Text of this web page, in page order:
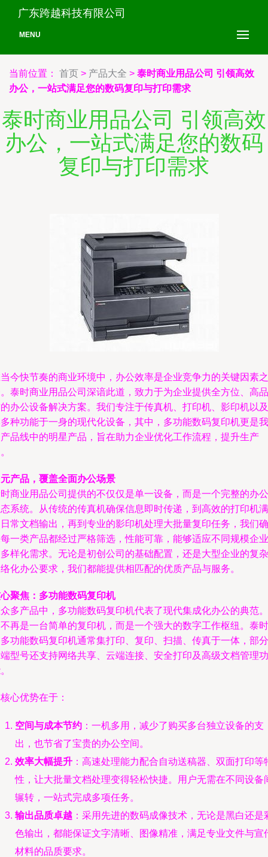
广东跨越科技有限公司
MENU
当前位置： 首页 > 产品大全 > 泰时商业用品公司 引领高效
办公，一站式满足您的数码复印与打印需求
泰时商业用品公司 引领高效
办公，一站式满足您的数码
复印与打印需求
今快节奏的商业环境中，办公效率是企业竞争力的关键因素之
泰时商业用品公司深谙此道，致力于为企业提供全方位、高品
办公设备解决方案。我们专注于传真机、打印机、影印机以及
种功能于一身的现代化设备，其中，多功能数码复印机更是我
品线中的明星产品，旨在助力企业优化工作流程，提升生产
产品，覆盖全面办公场景
商业用品公司提供的不仅仅是单一设备，而是一个完整的办公
系统。从传统的传真机确保信息即时传递，到高效的打印机满
常文档输出，再到专业的影印机处理大批量复印任务，我们确
一类产品都经过严格筛选，性能可靠，能够适应不同规模企业
样化需求。无论是初创公司的基础配置，还是大型企业的复杂
化办公要求，我们都能提供相匹配的优质产品与服务。
聚焦：多功能数码复印机
多产品中，多功能数码复印机代表了现代集成化办公的典范。
再是一台简单的复印机，而是一个强大的数字工作枢纽。泰时
功能数码复印机通常集打印、复印、扫描、传真于一体，部分
型号还支持网络共享、云端连接、安全打印及高级文档管理功
心优势在于：
空间与成本节约 ：一机多用，减少了购买多台独立设备的支
出，也节省了宝贵的办公空间。
效率大幅提升 ：高速处理能力配合自动送稿器、双面打印等
性，让大批量文档处理变得轻松快捷。用户无需在不同设备
辗转，一站式完成多项任务。
输出品质卓越 ：采用先进的数码成像技术，无论是黑白还是
色输出，都能保证文字清晰、图像精准，满足专业文件与宣
材料的品质要求。